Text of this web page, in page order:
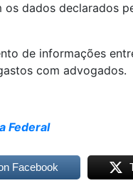
os dados declarados
de informações
com advogados.
Federal
Facebook